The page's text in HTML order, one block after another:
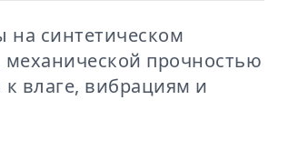
синтетическом
прочностью
влаге, вибрациям и